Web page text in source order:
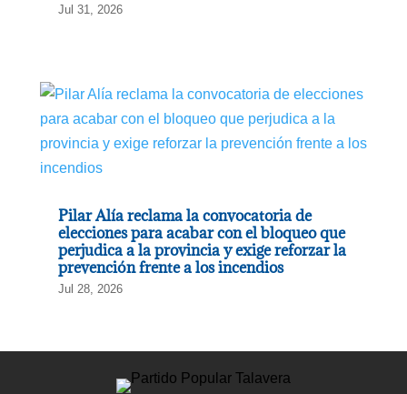
Jul 31, 2026
Pilar Alía reclama la convocatoria de
elecciones para acabar con el bloqueo que
perjudica a la provincia y exige reforzar la
prevención frente a los incendios
Jul 28, 2026